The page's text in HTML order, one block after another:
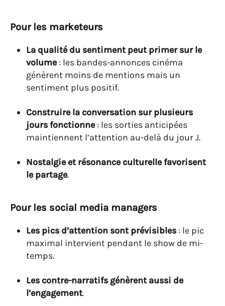
Pour les marketeurs
La qualité du sentiment peut primer sur le
volume: les bandes-annonces cinéma
génèrent moins de mentions mais un
sentiment plus positif.
Construire la conversation sur plusieurs
jours fonctionne: les sorties anticipées
maintiennent l’attention au-delà du jour J.
Nostalgie et résonance culturelle favorisent
le partage.
Pour les social media managers
Les pics d’attention sont prévisibles: le pic
maximal intervient pendant le show de mi-
temps.
Les contre-narratifs génèrent aussi de
l’engagement.